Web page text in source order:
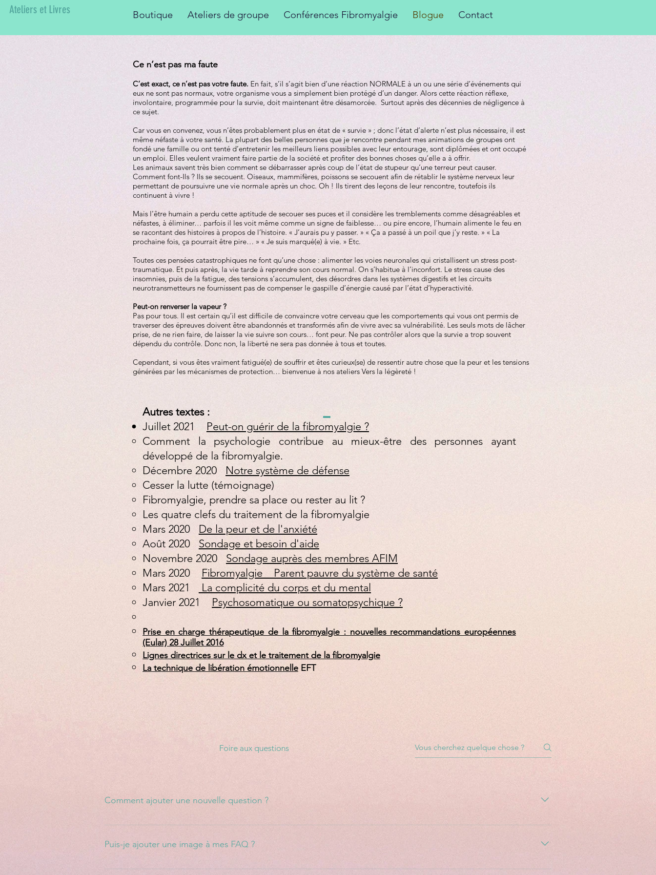
Ateliers et Livres Boutique Ateliers de groupe Conférences Fibromyalgie Blogue Contact
Ce n’est pas ma faute
C’est exact, ce n’est pas votre faute. En fait, s’il s’agit bien d’une réaction NORMALE à un ou une série d’événements qui
eux ne sont pas normaux, votre organisme vous a simplement bien protégé d’un danger. Alors cette réaction réflexe,
involontaire, programmée pour la survie, doit maintenant être désamorcée. Surtout après des décennies de négligence à
ce sujet.
Car vous en convenez, vous n’êtes probablement plus en état de « survie » ; donc l’état d’alerte n’est plus nécessaire, il est
même néfaste à votre santé. La plupart des belles personnes que je rencontre pendant mes animations de groupes ont
fondé une famille ou ont tenté d’entretenir les meilleurs liens possibles avec leur entourage, sont diplômées et ont occupé
un emploi. Elles veulent vraiment faire partie de la société et profiter des bonnes choses qu’elle a à offrir.
Les animaux savent très bien comment se débarrasser après coup de l’état de stupeur qu’une terreur peut causer.
Comment font-Ils ? Ils se secouent. Oiseaux, mammifères, poissons se secouent afin de rétablir le système nerveux leur
permettant de poursuivre une vie normale après un choc. Oh ! Ils tirent des leçons de leur rencontre, toutefois ils
continuent à vivre !
Mais l’être humain a perdu cette aptitude de secouer ses puces et il considère les tremblements comme désagréables et
néfastes, à éliminer… parfois il les voit même comme un signe de faiblesse… ou pire encore, l’humain alimente le feu en
se racontant des histoires à propos de l’histoire. « J’aurais pu y passer. » « Ça a passé à un poil que j’y reste. » « La
prochaine fois, ça pourrait être pire… » « Je suis marqué(e) à vie. » Etc.
Toutes ces pensées catastrophiques ne font qu’une chose : alimenter les voies neuronales qui cristallisent un stress post-
traumatique. Et puis après, la vie tarde à reprendre son cours normal. On s’habitue à l’inconfort. Le stress cause des
insomnies, puis de la fatigue, des tensions s’accumulent, des désordres dans les systèmes digestifs et les circuits
neurotransmetteurs ne fournissent pas de compenser le gaspille d’énergie causé par l’état d’hyperactivité.
Peut-on renverser la vapeur ?
Pas pour tous. Il est certain qu’il est difficile de convaincre votre cerveau que les comportements qui vous ont permis de
traverser des épreuves doivent être abandonnés et transformés afin de vivre avec sa vulnérabilité. Les seuls mots de lâcher
prise, de ne rien faire, de laisser la vie suivre son cours… font peur. Ne pas contrôler alors que la survie a trop souvent
dépendu du contrôle. Donc non, la liberté ne sera pas donnée à tous et toutes.
Cependant, si vous êtes vraiment fatigué(e) de souffrir et êtes curieux(se) de ressentir autre chose que la peur et les tensions
générées par les mécanismes de protection… bienvenue à nos ateliers Vers la légèreté !
Autres textes :
Juillet 2021 Peut-on guérir de la fibromyalgie ?
Comment la psychologie contribue au mieux-être des personnes ayant
développé de la fibromyalgie.
Décembre 2020 Notre système de défense
Cesser la lutte (témoignage)
Fibromyalgie, prendre sa place ou rester au lit ?
Les quatre clefs du traitement de la fibromyalgie
Mars 2020 De la peur et de l'anxiété
Août 2020 Sondage et besoin d'aide
Novembre 2020 Sondage auprès des membres AFIM
Mars 2020 Fibromyalgie _ Parent pauvre du système de santé
Mars 2021
La complicité du corps et du mental
Janvier 2021 Psychosomatique ou somatopsychique ?
Prise en charge thérapeutique de la fibromyalgie : nouvelles recommandations européennes
(Eular) 28 Juillet 2016
Lignes directrices sur le dx et le traitement de la fibromyalgie
La technique de libération émotionnelle EFT
Foire aux questions
Comment ajouter une nouvelle question ?
Pour ajouter une nouvelle questions, allez aux paramètres de l'appli et cliquez sur le bouton « Gérer questions ».
Puis-je ajouter une image à mes FAQ ?
Oui ! Pour ajouter une image, veuillez suivre ces instructions :